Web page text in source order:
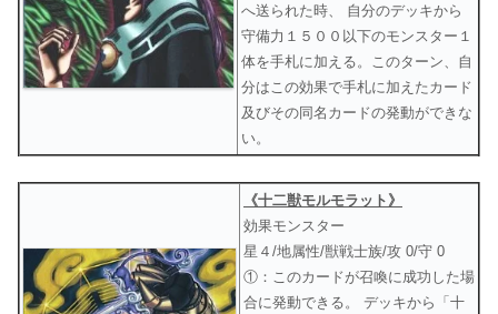
へ送られた時、 自分のデッキから
守備力１５００以下のモンスター１
体を手札に加える。このターン、自
分はこの効果で手札に加えたカード
及びその同名カードの発動ができな
い。
《十二獣モルモラット》
効果モンスター
星４/地属性/獣戦士族/攻 0/守 0
①：このカードが召喚に成功した場
合に発動できる。 デッキから「十